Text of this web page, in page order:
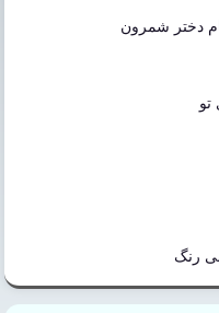
دختر شمرون
تو
بی رنگ